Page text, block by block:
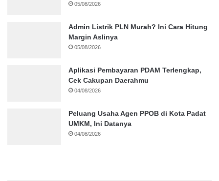
05/08/2026
Admin Listrik PLN Murah? Ini Cara Hitung
Margin Aslinya
05/08/2026
Aplikasi Pembayaran PDAM Terlengkap,
Cek Cakupan Daerahmu
04/08/2026
Peluang Usaha Agen PPOB di Kota Padat
UMKM, Ini Datanya
04/08/2026